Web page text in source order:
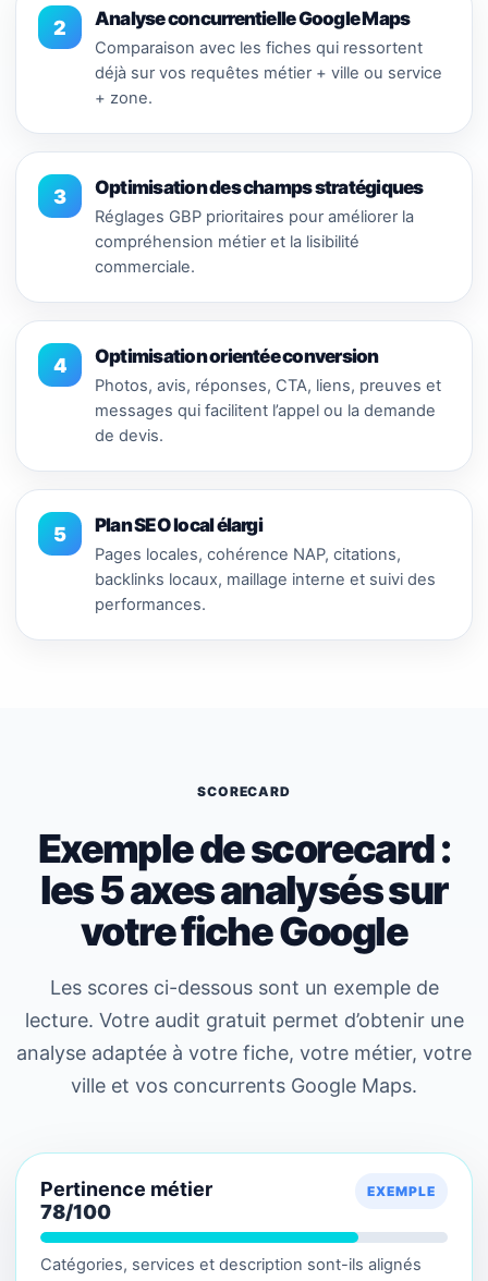
2 Analyse concurrentielle Google Maps
Comparaison avec les fiches qui ressortent
déjà sur vos requêtes métier + ville ou service
+ zone.
3 Optimisation des champs stratégiques
Réglages GBP prioritaires pour améliorer la
compréhension métier et la lisibilité
commerciale.
4 Optimisation orientée conversion
Photos, avis, réponses, CTA, liens, preuves et
messages qui facilitent l’appel ou la demande
de devis.
5 Plan SEO local élargi
Pages locales, cohérence NAP, citations,
backlinks locaux, maillage interne et suivi des
performances.
SCORECARD
Exemple de scorecard :
les 5 axes analysés sur
votre fiche Google
Les scores ci-dessous sont un exemple de
lecture. Votre audit gratuit permet d’obtenir une
analyse adaptée à votre fiche, votre métier, votre
ville et vos concurrents Google Maps.
Pertinence métier
78/100
Catégories, services et description sont-ils alignés